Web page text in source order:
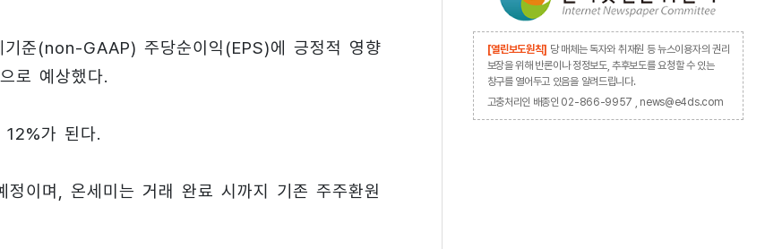
준(non-GAAP) 주당순이익(EPS)에 긍정적 영향
로 예상했다.
가 된다.
이며, 온세미는 거래 완료 시까지 기존 주주환원
[열린보도원칙] 당 매체는 독자와 취재원 등 뉴스이용자의 권리
보장을 위해 반론이나 정정보도, 추후보도를 요청할 수 있는
창구를 열어두고 있음을 알려드립니다.
고충처리인 배종인 02-866-9957 , news@e4ds.com